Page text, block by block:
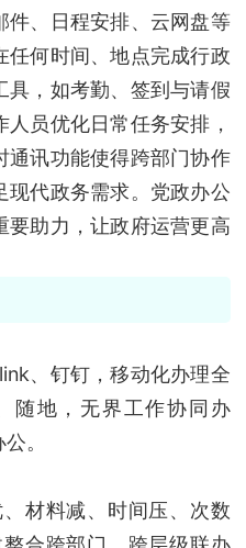
件、日程安排、云网盘等
任何时间、地点完成行政
具，如考勤、签到与请假
员优化日常任务安排，
通讯功能使得跨部门协作
现代政务需求。党政办公
要助力，让政府运营更高
、钉钉，移动化办理全
随地，无界工作协同办
。
材料减、时间压、次数